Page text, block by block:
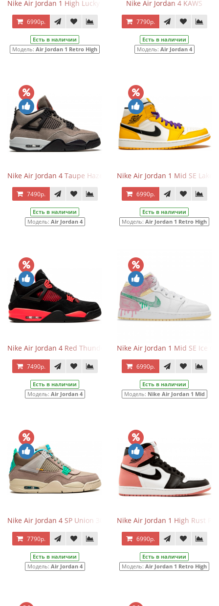
Nike Air Jordan 1 High Lucky Green
6990р.
Есть в наличии
Модель: Air Jordan 1 Retro High
Nike Air Jordan 4 KAWS
7790р.
Есть в наличии
Модель: Air Jordan 4
Nike Air Jordan 4 Taupe Haze
7490р.
Есть в наличии
Модель: Air Jordan 4
Nike Air Jordan 1 Mid SE Lakers
6990р.
Есть в наличии
Модель: Air Jordan 1 Retro High
Nike Air Jordan 4 Red Thunder
7490р.
Есть в наличии
Модель: Air Jordan 4
Nike Air Jordan 1 Mid SE Ice
6990р.
Есть в наличии
Модель: Nike Air Jordan 1 Mid
Nike Air Jordan 4 SP Union 30th Anniversary Taupe Haze
7790р.
Есть в наличии
Модель: Air Jordan 4
Nike Air Jordan 1 High Rust
6990р.
Есть в наличии
Модель: Air Jordan 1 Retro High